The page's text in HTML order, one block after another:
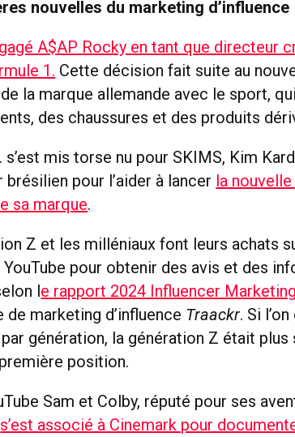
nouvelles du marketing d’influence
A$AP Rocky en tant que directeur
1. Cette décision fait suite au
la marque allemande avec le sport,
des chaussures et des produits
s’est mis torse nu pour SKIMS, Kim
pour l’aider à lancer la
sa marque.
Z et les milléniaux font leurs achats
pour obtenir des avis et des
le rapport 2024 Influencer
marketing d’influence Traackr. Si
génération, la génération Z était
position.
Sam et Colby, réputé pour ses
s’est associé à Cinemark pour